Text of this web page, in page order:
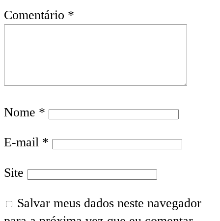
Comentário *
Nome *
E-mail *
Site
Salvar meus dados neste navegador